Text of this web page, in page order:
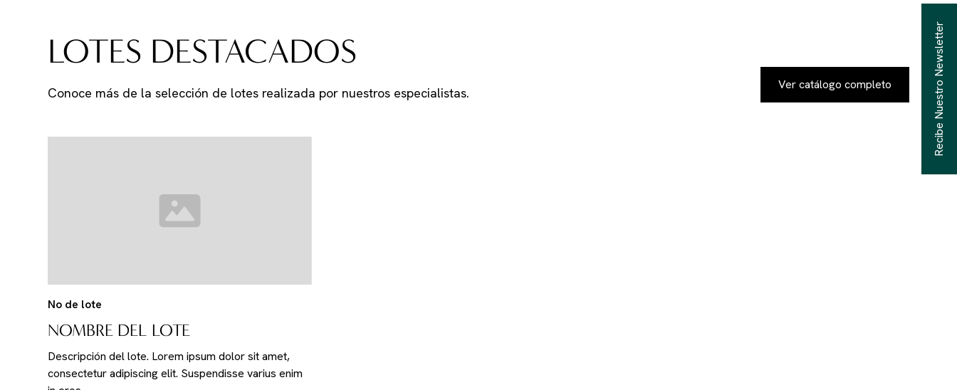
LOTES DESTACADOS
Conoce más de la selección de lotes realizada por nuestros especialistas.
Ver catálogo completo
No de lote
NOMBRE DEL LOTE
Descripción del lote. Lorem ipsum dolor sit amet,
consectetur adipiscing elit. Suspendisse varius enim
Recibe Nuestro Newsletter